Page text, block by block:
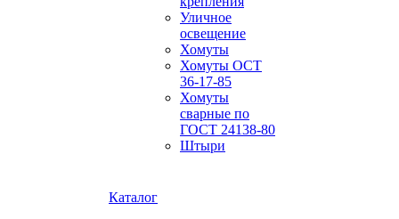
Уличное
освещение
Хомуты
Хомуты ОСТ
36-17-85
Хомуты
сварные по
ГОСТ 24138-80
Штыри
Каталог